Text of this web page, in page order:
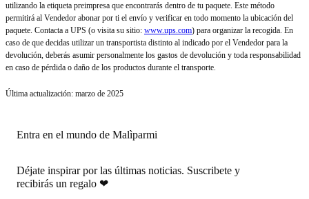
utilizando la etiqueta preimpresa que encontrarás dentro de tu paquete. Este método
permitirá al Vendedor abonar por ti el envío y verificar en todo momento la ubicación del
paquete. Contacta a UPS (o visita su sitio: www.ups.com) para organizar la recogida. En
caso de que decidas utilizar un transportista distinto al indicado por el Vendedor para la
devolución, deberás asumir personalmente los gastos de devolución y toda responsabilidad
en caso de pérdida o daño de los productos durante el transporte.
Última actualización: marzo de 2025
Entra en el mundo de Malìparmi
Déjate inspirar por las últimas noticias. Suscribete y
recibirás un regalo ❤